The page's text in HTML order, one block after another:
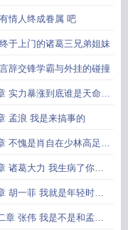
第六章 有情人终成眷属 吧
于上门的诸葛三兄弟姐妹
辞交锋学霸与外挂的碰撞
实力暴涨到底谁是天命女
孟浪 我是来搞事的
不愧是肖自在少林高足耐
诸葛大力 我生病了你得
胡一菲 我就是年轻时加
小社团
章 张伟 我是不是和孟浪